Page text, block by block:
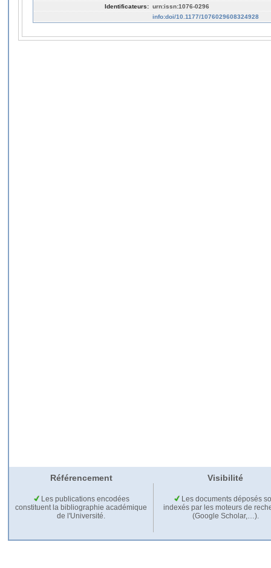
Identificateurs: urn:issn:1076-0296
info:doi/10.1177/1076029608324928
Référencement Visibilité
Les publications encodées
constituent la bibliographie académique
de l'Université.
Les documents déposés
indexés par les moteurs de
(Google Scholar,…).